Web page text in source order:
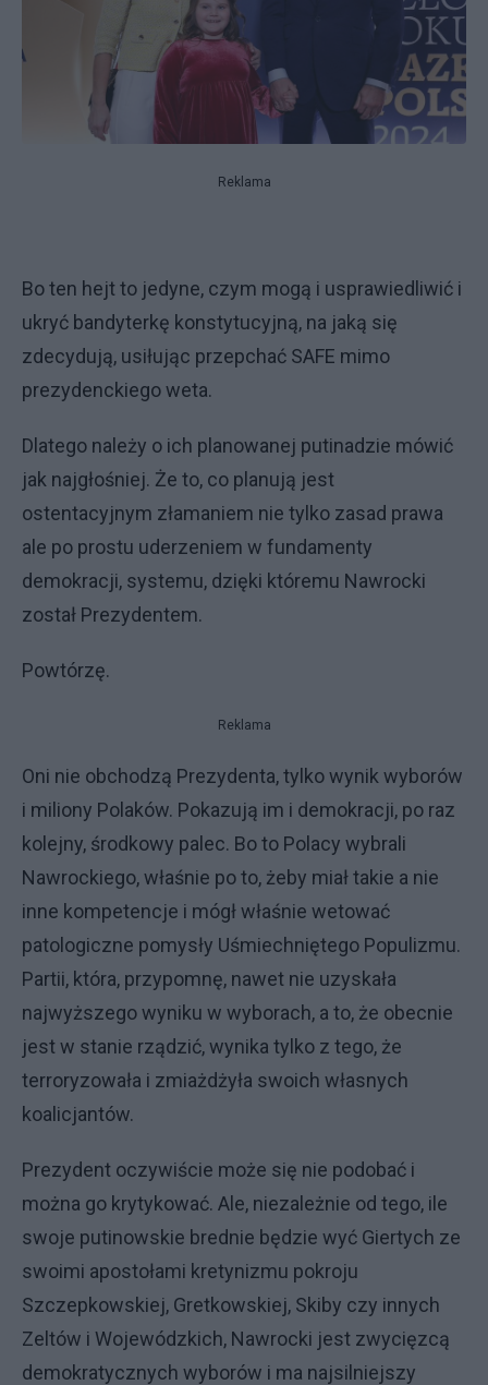
Reklama
Bo ten hejt to jedyne, czym mogą i usprawiedliwić i
ukryć bandyterkę konstytucyjną, na jaką się
zdecydują, usiłując przepchać SAFE mimo
prezydenckiego weta.
Dlatego należy o ich planowanej putinadzie mówić
jak najgłośniej. Że to, co planują jest
ostentacyjnym złamaniem nie tylko zasad prawa
ale po prostu uderzeniem w fundamenty
demokracji, systemu, dzięki któremu Nawrocki
został Prezydentem.
Powtórzę.
Reklama
Oni nie obchodzą Prezydenta, tylko wynik wyborów
i miliony Polaków. Pokazują im i demokracji, po raz
kolejny, środkowy palec. Bo to Polacy wybrali
Nawrockiego, właśnie po to, żeby miał takie a nie
inne kompetencje i mógł właśnie wetować
patologiczne pomysły Uśmiechniętego Populizmu.
Partii, która, przypomnę, nawet nie uzyskała
najwyższego wyniku w wyborach, a to, że obecnie
jest w stanie rządzić, wynika tylko z tego, że
terroryzowała i zmiażdżyła swoich własnych
koalicjantów.
Prezydent oczywiście może się nie podobać i
można go krytykować. Ale, niezależnie od tego, ile
swoje putinowskie brednie będzie wyć Giertych ze
swoimi apostołami kretynizmu pokroju
Szczepkowskiej, Gretkowskiej, Skiby czy innych
Zeltów i Wojewódzkich, Nawrocki jest zwycięzcą
demokratycznych wyborów i ma najsilniejszy